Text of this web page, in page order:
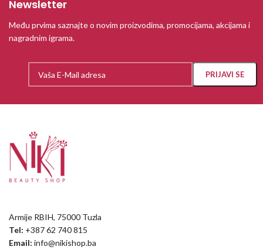
Newsletter
Među prvima saznajte o novim proizvodima, promocijama, akcijama i
nagradnim igrama.
Armije RBIH, 75000 Tuzla
Tel: +387 62 740 815
Email: info@nikishop.ba